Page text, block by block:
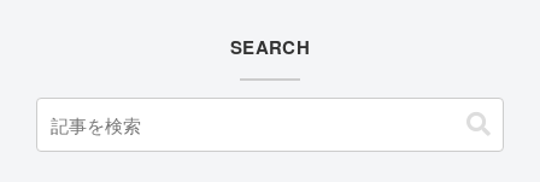
SEARCH